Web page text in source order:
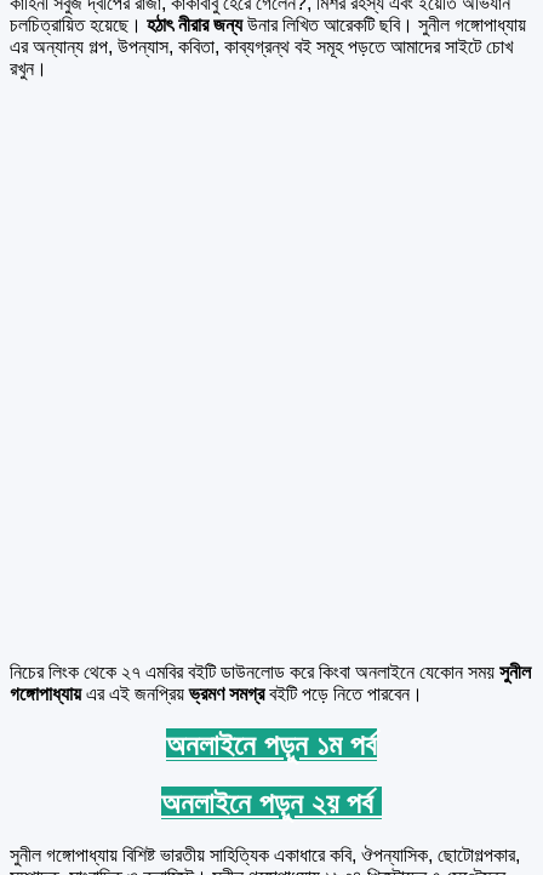
চলচিত্রায়িত হয়েছে। হঠাৎ নীরার জন্যউনার লিখিত আরেকটি ছবি। সুনীল গঙ্গোপাধ্যায়
এর অন্যান্য গল্প, উপন্যাস, কবিতা, কাব্যগ্রন্থ বই সমূহ পড়তে আমাদের সাইটে চোখ
রখুন।
নিচের লিংক থেকে ২৭ এমবির বইটি ডাউনলোড করে কিংবা অনলাইনে যেকোন সময় সুনীল
গঙ্গোপাধ্যায়এর এই জনপ্রিয়ভ্রমণ সমগ্রবইটি পড়ে নিতে পারবেন।
অনলাইনে পড়ুন ১ম পর্ব
অনলাইনে পড়ুন ২য় পর্ব
সুনীল গঙ্গোপাধ্যায় বিশিষ্ট ভারতীয় সাহিত্যিক একাধারে কবি, ঔপন্যাসিক, ছোটোগল্পকার,